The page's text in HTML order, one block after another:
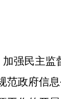
强民主监
范政府信